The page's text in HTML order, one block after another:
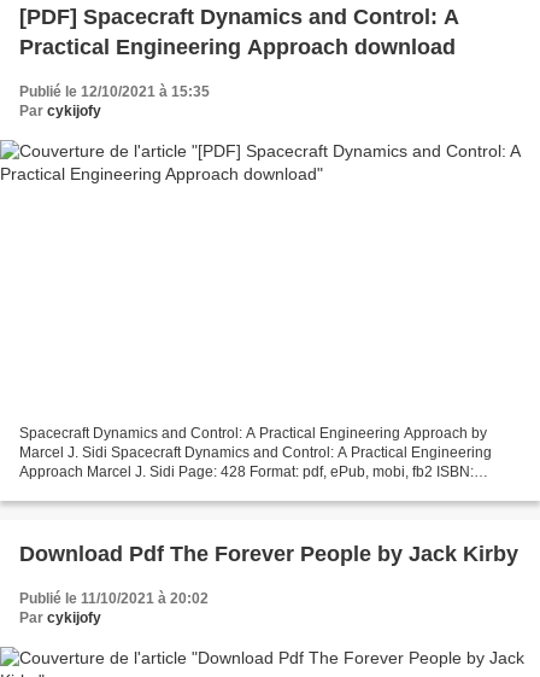
[PDF] Spacecraft Dynamics and Control: A
Practical Engineering Approach download
Publié le 12/10/2021 à 15:35
Par cykijofy
Spacecraft Dynamics and Control: A Practical Engineering Approach by
Marcel J. Sidi Spacecraft Dynamics and Control: A Practical Engineering
Approach Marcel J. Sidi Page: 428 Format: pdf, ePub, mobi, fb2 ISBN:
Download Pdf The Forever People by Jack Kirby
Publié le 11/10/2021 à 20:02
Par cykijofy